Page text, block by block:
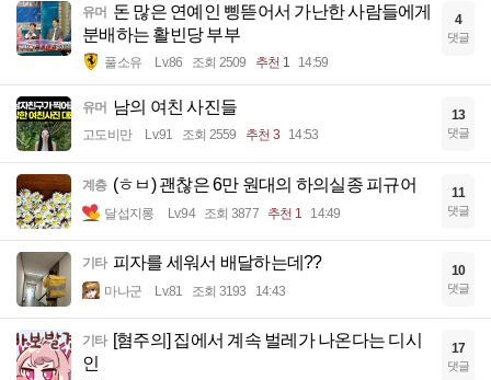
유머 돈 많은 연예인 삥뜯어서 가난한 사람들에게
분배하는 활빈당 부부
풀소유 Lv.86 조회 2509 추천 1 14:59
4
댓글
유머 남의 여친 사진들
고도비만 Lv.91 조회 2559 추천 3 14:53
13
댓글
계층 (ㅎㅂ) 괜찮은 6만 원대의 하의실종 피규어
달섭지롱 Lv.94 조회 3877 추천 1 14:49
11
댓글
기타 피자를 세워서 배달하는데??
마나군 Lv.81 조회 3193 14:43
10
댓글
기타 [혐주의] 집에서 계속 벌레가 나온다는 디시
인
17
댓글